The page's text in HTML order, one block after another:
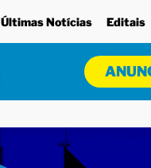
Últimas Notícias Editais